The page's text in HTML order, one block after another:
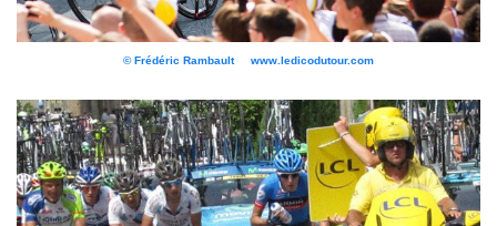
© Frédéric Rambault www.ledicodutour.com